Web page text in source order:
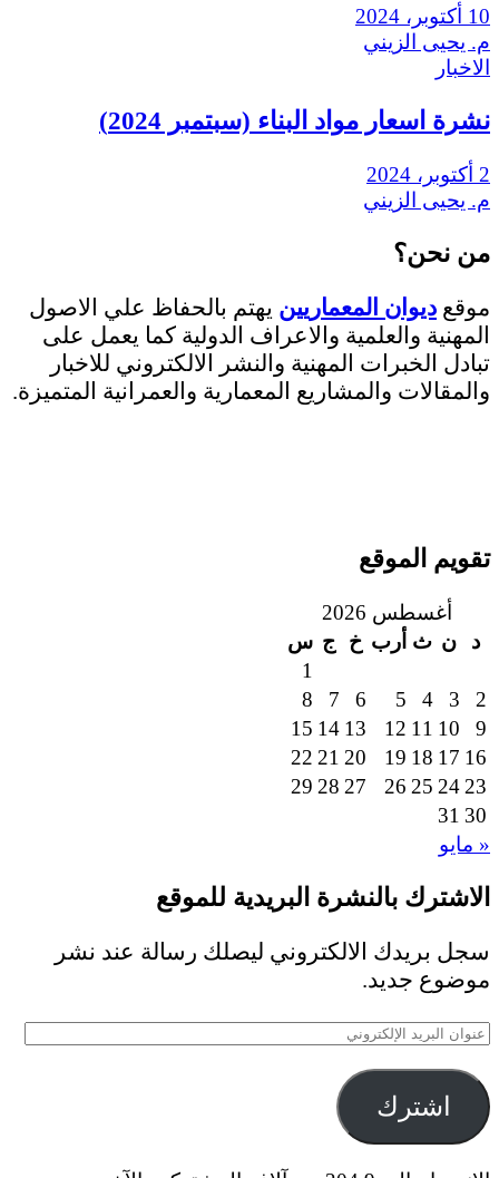
10 أكتوبر، 2024
م. يحيى الزيني
الاخبار
نشرة اسعار مواد البناء (سبتمبر 2024)
2 أكتوبر، 2024
م. يحيى الزيني
من نحن؟
موقع ديوان المعماريين يهتم بالحفاظ علي الاصول
المهنية والعلمية والاعراف الدولية كما يعمل على
تبادل الخبرات المهنية والنشر الالكتروني للاخبار
والمقالات والمشاريع المعمارية والعمرانية المتميزة.
تقويم الموقع
أغسطس 2026
د
ن ث أرب خ ج س
1
2
3
4
5
6
7
8
9
10
11
12
13
14
15
16
17
18
19
20
21
22
23
24
25
26
27
28
29
30
31
« مايو
الاشترك بالنشرة البريدية للموقع
سجل بريدك الالكتروني ليصلك رسالة عند نشر
موضوع جديد.
عنوان
الإلكتروني
اشترك